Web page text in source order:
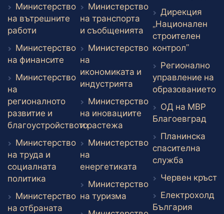
Министерство
на вътрешните
работи Външен линк
Министерство
на финансите Външен линк
Министерство
на
регионалното
развитие и
благоустройството
Министерство
на труда и
социалната
политика
Министерство
на отбраната
Министерство
на транспорта
и съобщенията Външен линк
Министерство
на
икономиката и
индустрията Външен линк
Министерство
на иновациите
и растежа Външен линк
Министерство
на
енергетиката Външен линк
Министерство
на туризма Външен линк
Дирекция
„Национален
строителен
контрол”Външен
Регионално
управление на
образованието
ОД на МВР
Благоевград
Планинска
спасителна
служба
Червен кръст
Електрохолд
България